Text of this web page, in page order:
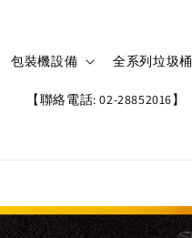
包裝機設備 全系列垃圾桶
【聯絡電話: 02-28852016】